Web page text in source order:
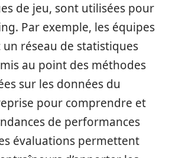
de jeu, sont utilisées pour
Par exemple, les équipes
un réseau de statistiques
au point des méthodes
sur les données du
pour comprendre et
de performances
évaluations permettent